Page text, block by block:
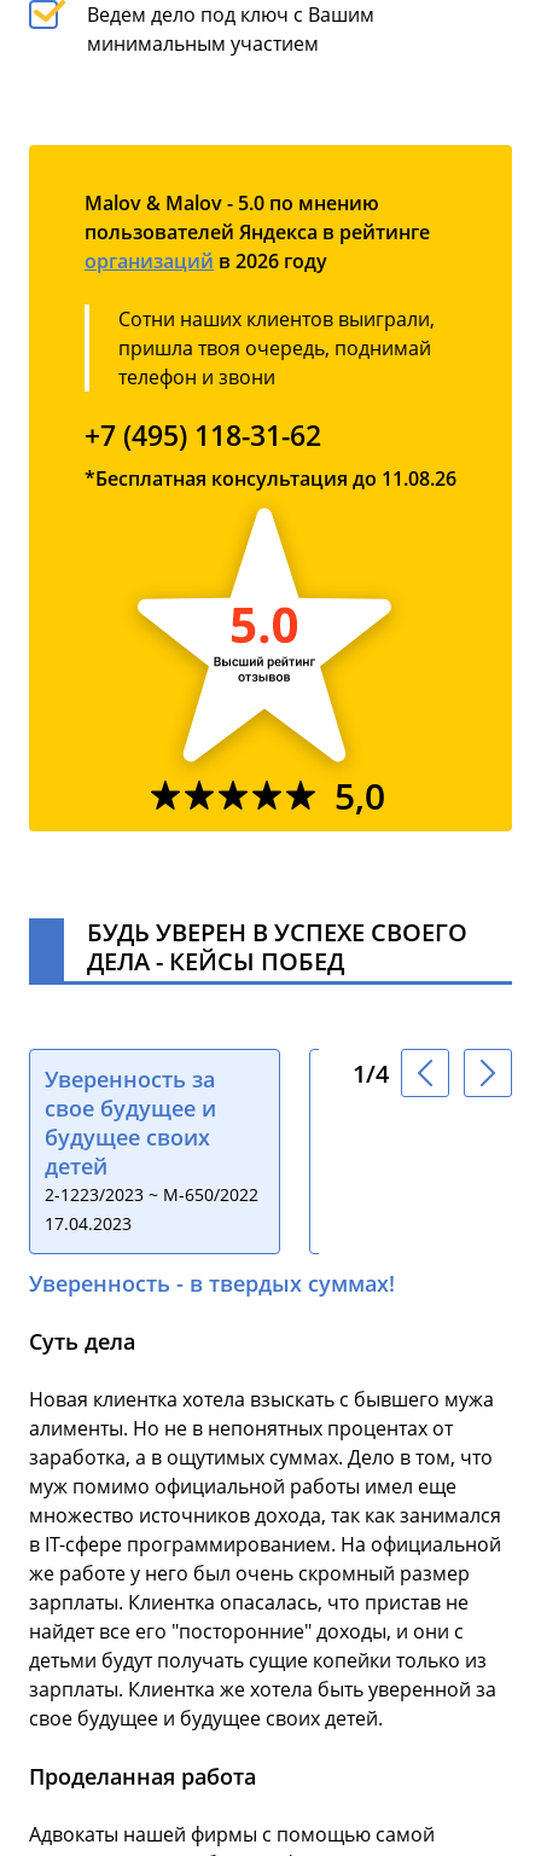
Ведем дело под ключ с Вашим
минимальным участием
Malov & Malov - 5.0 по мнению
пользователей Яндекса в рейтинге
организаций в 2026 году
Сотни наших клиентов выиграли,
пришла твоя очередь, поднимай
телефон и звони
+7 (495) 118-31-62
*Бесплатная консультация до 11.08.26
5,0
БУДЬ УВЕРЕН В УСПЕХЕ СВОЕГО
ДЕЛА - КЕЙСЫ ПОБЕД
Уверенность за
свое будущее и
будущее своих
детей
2-1223/2023 ~ М-650/2022
17.04.2023
Назначение
1/4
Уверенность - в твердых суммах!
Суть дела
Новая клиентка хотела взыскать с бывшего мужа
алименты. Но не в непонятных процентах от
заработка, а в ощутимых суммах. Дело в том, что
муж помимо официальной работы имел еще
множество источников дохода, так как занимался
в IT-сфере программированием. На официальной
же работе у него был очень скромный размер
зарплаты. Клиентка опасалась, что пристав не
найдет все его "посторонние" доходы, и они с
детьми будут получать сущие копейки только из
зарплаты. Клиентка же хотела быть уверенной за
свое будущее и будущее своих детей.
Проделанная работа
Адвокаты нашей фирмы с помощью самой